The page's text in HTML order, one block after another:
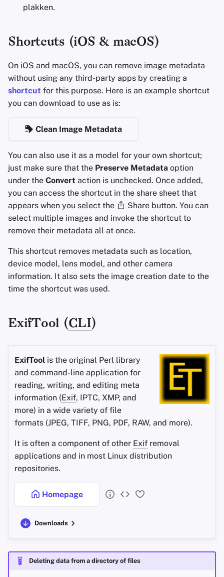
plakken.
Shortcuts (iOS & macOS)
On iOS and macOS, you can remove image metadata
without using any third-party apps by creating a
shortcut for this purpose. Here is an example shortcut
you can download to use as is:
Clean Image Metadata
You can also use it as a model for your own shortcut;
just make sure that the Preserve Metadata option
under the Convert action is unchecked. Once added,
you can access the shortcut in the share sheet that
appears when you select the
Share button. You can
select multiple images and invoke the shortcut to
remove their metadata all at once.
This shortcut removes metadata such as location,
device model, lens model, and other camera
information. It also sets the image creation date to the
time the shortcut was used.
ExifTool (CLI)
ExifTool is the original Perl library
and command-line application for
reading, writing, and editing meta
information (Exif, IPTC, XMP, and
more) in a wide variety of file
formats (JPEG, TIFF, PNG, PDF, RAW, and more).
It is often a component of other Exif removal
applications and in most Linux distribution
repositories.
Homepage
Downloads
Deleting data from a directory of files